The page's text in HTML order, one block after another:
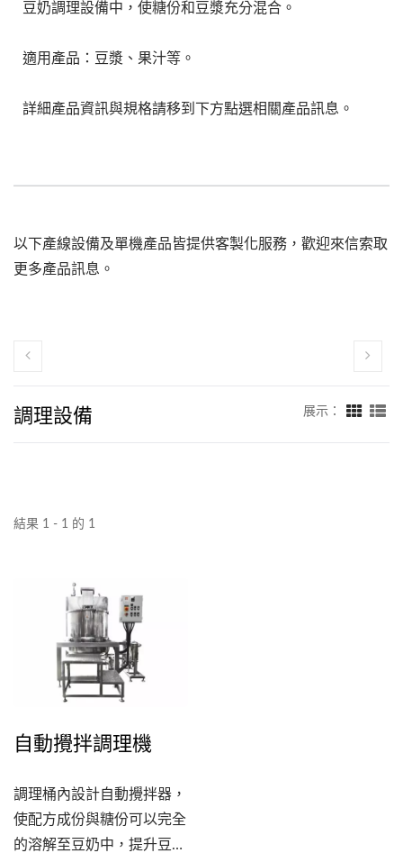
豆奶調理設備中，使糖份和豆漿充分混合。
適用產品：豆漿、果汁等。
詳細產品資訊與規格請移到下方點選相關產品訊息。
以下產線設備及單機產品皆提供客製化服務，歡迎來信索取
更多產品訊息。
調理設備 展示：
結果 1 - 1 的 1
自動攪拌調理機
調理桶內設計自動攪拌器，
使配方成份與糖份可以完全
的溶解至豆奶中，提升豆奶